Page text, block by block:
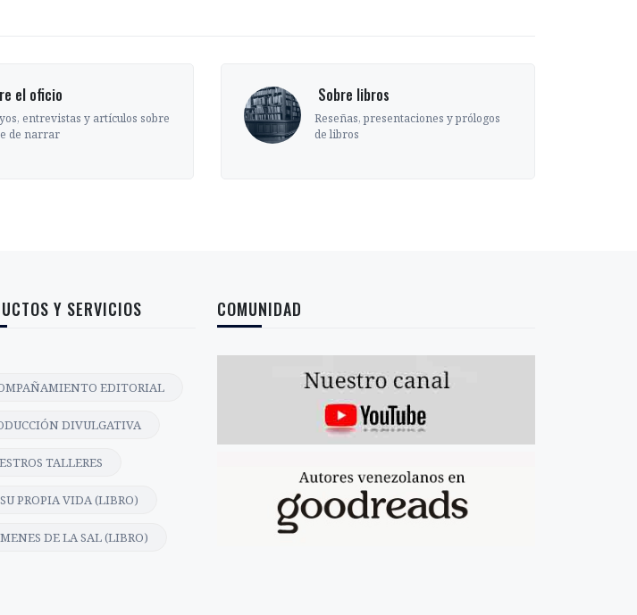
el oficio
entrevistas y artículos sobre
de narrar
‎ Sobre libros
Reseñas, presentaciones y prólogos
de libros
Y SERVICIOS
EDITORIAL
DIVULGATIVA
TALLERES
PROPIA VIDA (LIBRO)
DE LA SAL (LIBRO)
COMUNIDAD